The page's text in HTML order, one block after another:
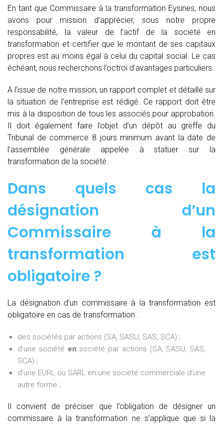
En tant que Commissaire à la transformation Eysines, nous
avons pour mission d’apprécier, sous notre propre
responsabilité, la valeur de l’actif de la société en
transformation et certifier que le montant de ses capitaux
propres est au moins égal à celui du capital social. Le cas
échéant, nous recherchons l’octroi d’avantages particuliers.
A l’issue de notre mission, un rapport complet et détaillé sur
la situation de l’entreprise est rédigé. Ce rapport doit être
mis à la disposition de tous les associés pour approbation.
Il doit également faire l’objet d’un dépôt au greffe du
Tribunal de commerce 8 jours minimum avant la date de
l’assemblée générale appelée à statuer sur la
transformation de la société.
Dans quels cas la
désignation d’un
Commissaire à la
transformation est
obligatoire ?
La désignation d’un commissaire à la transformation est
obligatoire en cas de transformation :
des sociétés par actions (SA, SASU, SAS, SCA) ;
d’une société en société par actions (SA, SASU, SAS,
SCA) ;
d’une EURL ou SARL en une société commerciale d’une
autre forme ;
Il convient de préciser que l’obligation de désigner un
commissaire à la transformation ne s’applique que si la